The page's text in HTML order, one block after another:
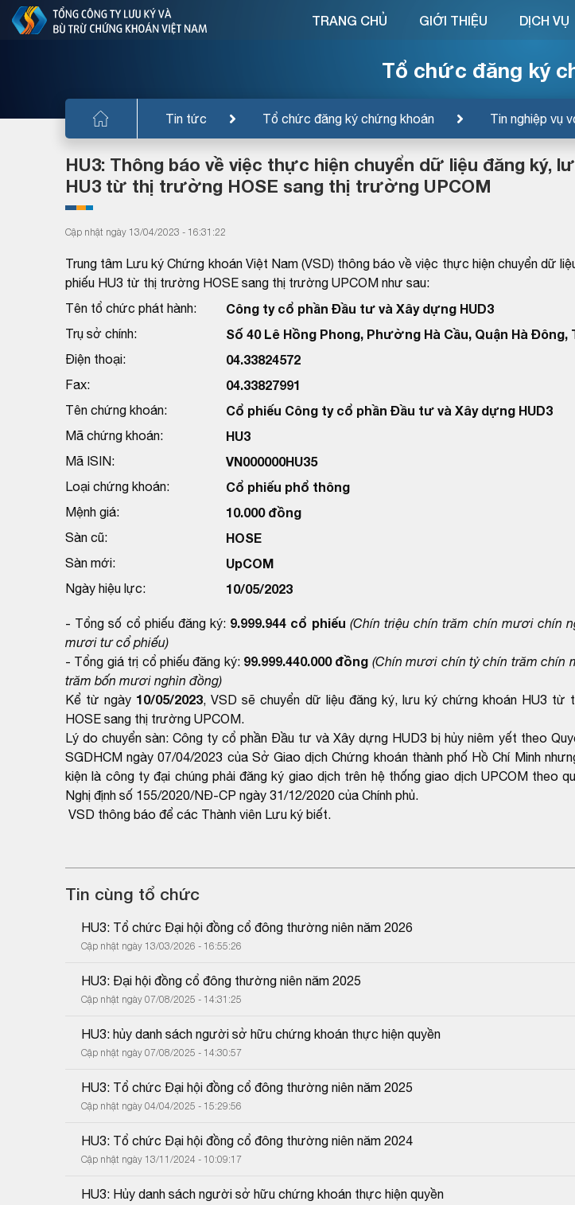
Tổ chức đăng ký
Tin tức Tổ chức đăng ký chứng khoán Tin nghiệp vụ
TRANG CHỦ GIỚI THIỆU DỊCH VỤ
HU3: Thông báo về việc thực hiện chuyển dữ liệu đăng ký,
HU3 từ thị trường HOSE sang thị trường UPCOM
Cập nhật ngày 13/04/2023 - 16:31:22
Trung tâm Lưu ký Chứng khoán Việt Nam (VSD) thông báo về việc thực hiện chuyển dữ
phiếu HU3 từ thị trường HOSE sang thị trường UPCOM như sau:
Tên tổ chức phát hành:
Công ty cổ phần Đầu tư và Xây dựng HUD3
Trụ sở chính: Số 40 Lê Hồng Phong, Phường Hà Cầu, Quận Hà Đông,
Điện thoại: 04.33824572
Fax: 04.33827991
Tên chứng khoán: Cổ phiếu Công ty cổ phần Đầu tư và Xây dựng HUD3
Mã chứng khoán: HU3
Mã ISIN: VN000000HU35
Loại chứng khoán: Cổ phiếu phổ thông
Mệnh giá: 10.000 đồng
Sàn cũ: HOSE
Sàn mới: UpCOM
Ngày hiệu lực: 10/05/2023
- Tổng số cổ phiếu đăng ký: 9.999.944 cổ phiếu (Chín triệu chín trăm chín mươi chín
mươi tư cổ phiếu)
- Tổng giá trị cổ phiếu đăng ký: 99.999.440.000 đồng (Chín mươi chín tỷ chín trăm chín
trăm bốn mươi nghìn đồng)
Kể từ ngày 10/05/2023 , VSD sẽ chuyển dữ liệu đăng ký, lưu ký chứng khoán HU3 từ
HOSE sang thị trường UPCOM.
Lý do chuyển sàn: Công ty cổ phần Đầu tư và Xây dựng HUD3 bị hủy niêm yết theo
SGDHCM ngày 07/04/2023 của Sở Giao dịch Chứng khoán thành phố Hồ Chí Minh
kiện là công ty đại chúng phải đăng ký giao dịch trên hệ thống giao dịch UPCOM theo
Nghị định số 155/2020/NĐ-CP ngày 31/12/2020 của Chính phủ.
VSD thông báo để các Thành viên Lưu ký biết.
Tin cùng tổ chức
HU3: Tổ chức Đại hội đồng cổ đông thường niên năm 2026
Cập nhật ngày 13/03/2026 - 16:55:26
HU3: Đại hội đồng cổ đông thường niên năm 2025
Cập nhật ngày 07/08/2025 - 14:31:25
HU3: hủy danh sách người sở hữu chứng khoán thực hiện quyền
Cập nhật ngày 07/08/2025 - 14:30:57
HU3: Tổ chức Đại hội đồng cổ đông thường niên năm 2025
Cập nhật ngày 04/04/2025 - 15:29:56
HU3: Tổ chức Đại hội đồng cổ đông thường niên năm 2024
Cập nhật ngày 13/11/2024 - 10:09:17
HU3: Hủy danh sách người sở hữu chứng khoán thực hiện quyền